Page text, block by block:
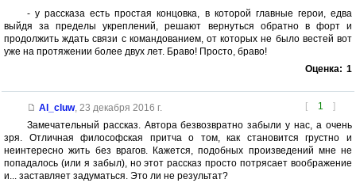
- у рассказа есть простая концовка, в которой главные герои, едва
выйдя за пределы укреплений, решают вернуться обратно в форт и
продолжить ждать связи с командованием, от которых не было вестей вот
уже на протяжении более двух лет. Браво! Просто, браво!
Оценка: 1
[ 1 ]
Al_cluw, 23 декабря 2016 г.
Замечательный рассказ. Автора безвозвратно забыли у нас, а очень
зря. Отличная философская притча о том, как становится грустно и
неинтересно жить без врагов. Кажется, подобных произведений мне не
попадалось (или я забыл), но этот рассказ просто потрясает воображение
и... заставляет задуматься. Это ли не результат?